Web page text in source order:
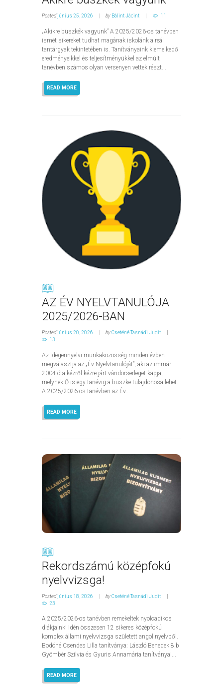
Postedjúnius 25, 2026 by Bálint Jácint 11
„Akikre büszkék vagyunk” A 2025/2026-os tanévben
ismét sikereket tudhat magának iskolánk a reál
tantárgyak tekintetében is. Tanítványaink kiemelkedő
eredményeikkel és teljesítményükkel az elmúlt
tanévben számos olyan versenyen vettek részt...
READ MORE
AZ ÉV NYELVTANULÓJA
2025/2026-BAN
Postedjúnius 20, 2026 byCseténé Tasnádi Judit
13
Az Idegennyelvi munkaközösség minden évben
megválasztja az „Év Nyelvtanulóját”, aki az immár
2004 óta kézről kézre járt vándorserleget kapja,
melynek Ő is egy tanévig a büszke tulajdonosa lehet.
A 2025/2026-os tanévben az Év...
READ MORE
Rekordszámú középfokú
nyelvvizsga!
Postedjúnius 18, 2026 byCseténé Tasnádi Judit
23
A 2025/2026-os tanévben remekeltek nyolcadikos
diákjaink! Idén összesen 12 sikeres középfokú
komplex állami nyelvvizsga született angol nyelvből.
Bodóné Csendes Lilla tanítványa: László Benedek 8.b
Gyömbér Szilvia és Gyuris Annamária tanítványai...
READ MORE